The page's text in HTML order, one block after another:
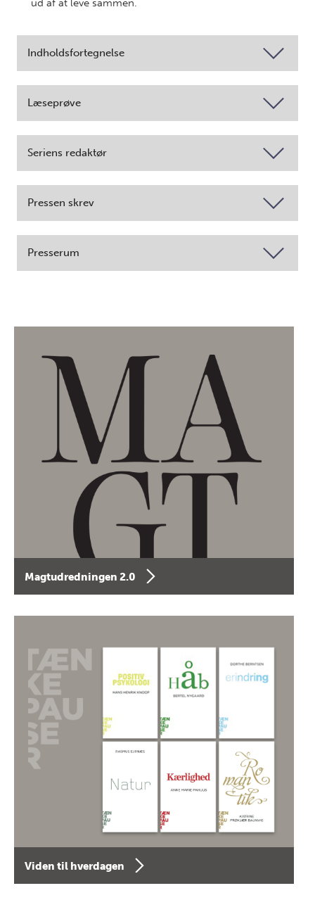
ud af at leve sammen.
Indholdsfortegnelse
Læseprøve
Seriens redaktør
Pressen skrev
Presserum
Magtudredningen 2.0
Viden til hverdagen